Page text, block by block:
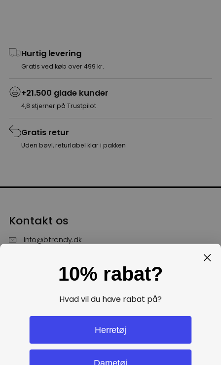
Hurtig levering
Gratis ved køb over 499 kr.
+21.500 glade kunder
4,8 stjerner på Trustpilot
Gratis retur
Uden bøvl, returlabel klar i pakken
Kontakt os
Info@btrendy.dk
Hverdage fra kl. 10 - 16
10% rabat?
Hvad vil du have rabat på?
Herretøj